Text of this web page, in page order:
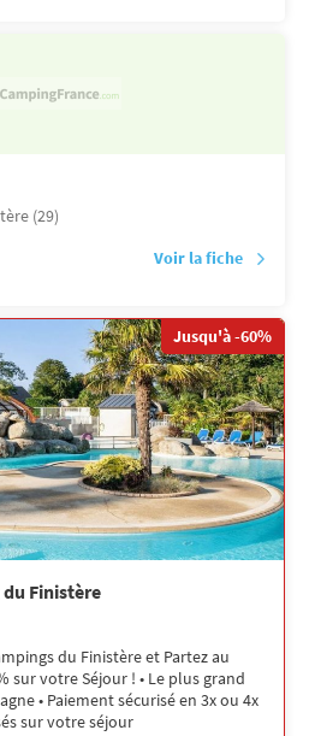
(29)
Voir la fiche
Jusqu'à -60%
Finistère
du Finistère et Partez au
sur votre Séjour ! • Le plus grand
• Paiement sécurisé en 3x ou 4x
sur votre séjour